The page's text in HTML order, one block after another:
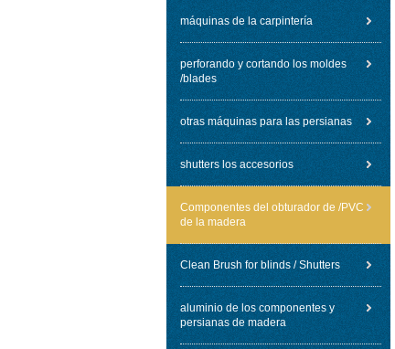
máquinas de la carpintería
perforando y cortando los moldes
/blades
otras máquinas para las persianas
shutters los accesorios
Componentes del obturador de /PVC
de la madera
Clean Brush for blinds / Shutters
aluminio de los componentes y
persianas de madera